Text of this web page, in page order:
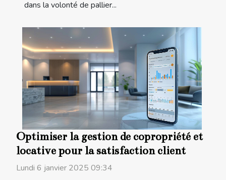
dans la volonté de pallier...
Optimiser la gestion de copropriété et
locative pour la satisfaction client
Lundi 6 janvier 2025 09:34